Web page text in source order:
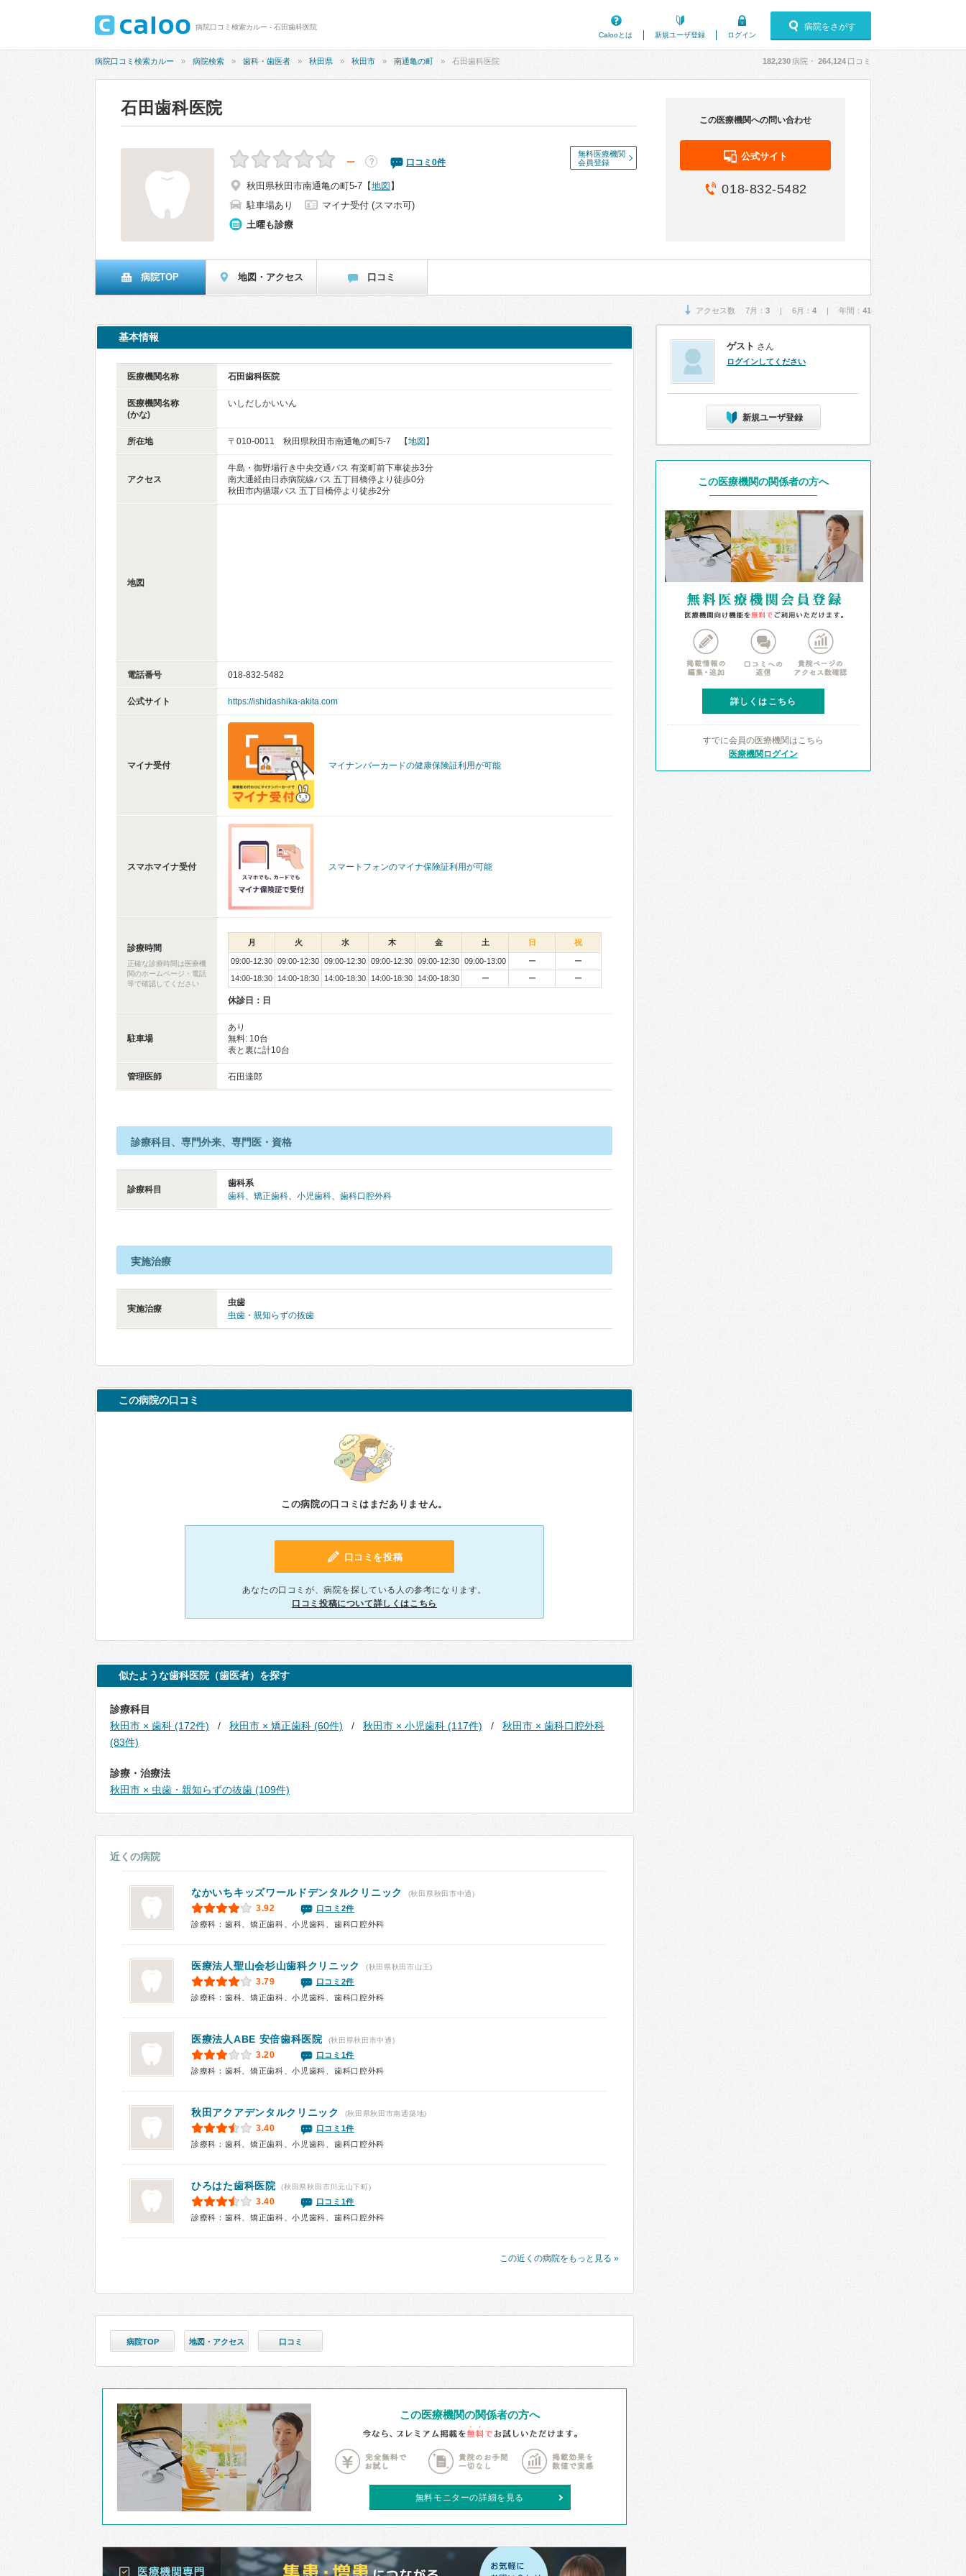
病院口コミ検索カルー - 石田歯科医院
Calooとは
新規ユーザ登録 ログイン
病院をさがす
病院口コミ検索カルー 病院検索 歯科・歯医者 秋田県 秋田市 南通亀の町 石田歯科医院 182,230病院・ 264,124 口コミ
石田歯科医院
無料医療機関
会員登録
－ ？ 口コミ 0件
秋田県秋田市南通亀の町5-7 【地図 】
駐車場あり
マイナ受付 (スマホ可)
土曜も診療
この医療機関への問い合わせ
公式サイト
018-832-5482
病院TOP 地図・アクセス 口コミ
アクセス数 7月： 3 | 6月： 4 | 年間： 41
基本情報
医療機関名称 石田歯科医院
医療機関名称
(かな)
いしだしかいいん
所在地 〒010-0011 秋田県秋田市南通亀の町5-7 【地図 】
アクセス
牛島・御野場行き中央交通バス 有楽町前下車徒歩3分
南大通経由日赤病院線バス 五丁目橋停より徒歩0分
秋田市内循環バス 五丁目橋停より徒歩2分
地図
電話番号 018-832-5482
公式サイト https://ishidashika-akita.com
マイナ受付 マイナンバーカードの健康保険証利用が可能
スマホマイナ受付 スマートフォンのマイナ保険証利用が可能
診療時間
正確な診療時間は医療機
関のホームページ・電話
等で確認してください
月 火 水 木 金 土 日 祝
09:00-12:30 09:00-12:30 09:00-12:30 09:00-12:30 09:00-12:30 09:00-13:00 ー
ー
14:00-18:30
14:00-18:30 14:00-18:30 14:00-18:30 14:00-18:30 ー ー ー
休診日：日
駐車場
あり
無料: 10台
表と裏に計10台
管理医師 石田達郎
診療科目、専門外来、専門医・資格
診療科目
歯科系
歯科、 矯正歯科、 小児歯科、 歯科口腔外科
実施治療
実施治療
虫歯
虫歯・親知らずの抜歯
この病院の口コミ
この病院の口コミはまだありません。
口コミを投稿
あなたの口コミが、病院を探している人の参考になります。
口コミ投稿について詳しくはこちら
似たような歯科医院（歯医者）を探す
診療科目
秋田市 × 歯科 (172件)
秋田市 × 矯正歯科 (60件) 秋田市 × 小児歯科 (117件)
秋田市 × 歯科口腔外科
(83件)
診療・治療法
秋田市 × 虫歯・親知らずの抜歯 (109件)
近くの病院
なかいちキッズワールドデンタルクリニック (秋田県秋田市中通)
3.92
口コミ2件
診療科：歯科、矯正歯科、小児歯科、歯科口腔外科
医療法人聖山会杉山歯科クリニック (秋田県秋田市山王)
3.79
口コミ2件
診療科：歯科、矯正歯科、小児歯科、歯科口腔外科
医療法人ABE 安倍歯科医院 (秋田県秋田市中通)
3.20
口コミ1件
診療科：歯科、矯正歯科、小児歯科、歯科口腔外科
秋田アクアデンタルクリニック (秋田県秋田市南通築地)
3.40
口コミ1件
診療科：歯科、矯正歯科、小児歯科、歯科口腔外科
ひろはた歯科医院 (秋田県秋田市川元山下町)
3.40
口コミ1件
診療科：歯科、矯正歯科、小児歯科、歯科口腔外科
この近くの病院をもっと見る »
病院TOP 地図・アクセス 口コミ
この医療機関の関係者の方へ
無料モニターの詳細を見る
ゲスト さん
ログインしてください
新規ユーザ登録
この医療機関の関係者の方へ
詳しくはこちら
すでに会員の医療機関はこちら
医療機関ログイン